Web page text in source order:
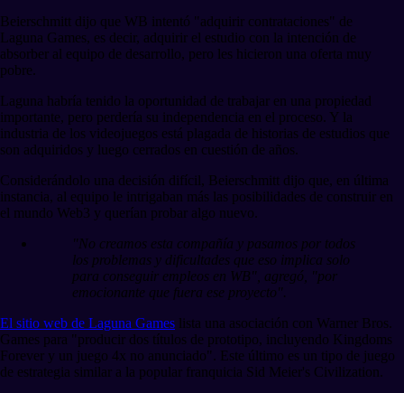
Beierschmitt dijo que WB intentó "adquirir contrataciones" de
Laguna Games, es decir, adquirir el estudio con la intención de
absorber al equipo de desarrollo, pero les hicieron una oferta muy
pobre.
Laguna habría tenido la oportunidad de trabajar en una propiedad
importante, pero perdería su independencia en el proceso. Y la
industria de los videojuegos está plagada de historias de estudios que
son adquiridos y luego cerrados en cuestión de años.
Considerándolo una decisión difícil, Beierschmitt dijo que, en última
instancia, al equipo le intrigaban más las posibilidades de construir en
el mundo Web3 y querían probar algo nuevo.
"No creamos esta compañía y pasamos por todos
los problemas y dificultades que eso implica solo
para conseguir empleos en WB", agregó, "por
emocionante que fuera ese proyecto".
El sitio web de Laguna Games lista una asociación con Warner Bros.
Games para "producir dos títulos de prototipo, incluyendo Kingdoms
Forever y un juego 4x no anunciado". Este último es un tipo de juego
de estrategia similar a la popular franquicia Sid Meier's Civilization.